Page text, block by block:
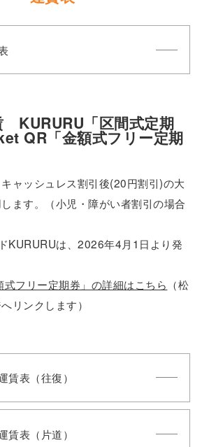
KURURU「区間式定期
QR「金額式フリー定期
ャッシュレス割引後(20円割引)の大
ます。（小児・障がい者割引の場合
KURURUは、2026年4月1日より発
フリー定期券」の詳細はこちら （松
リンクします）
賃表（往復）
賃表（片道）